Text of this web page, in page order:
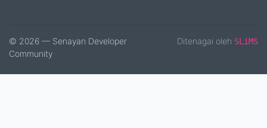
© 2026 — Senayan Developer
Community
Ditenagai oleh SLiMS